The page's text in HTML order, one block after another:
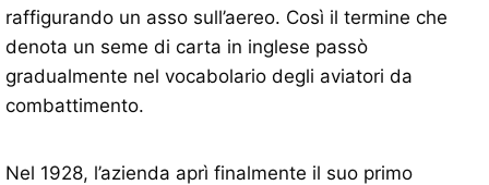
raffigurando un asso sull’aereo. Così il termine che
denota un seme di carta in inglese passò
gradualmente nel vocabolario degli aviatori da
combattimento.
Nel 1928, l’azienda aprì finalmente il suo primo